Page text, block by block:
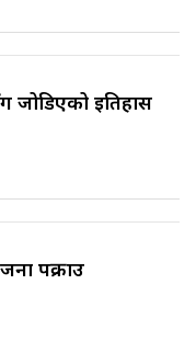
जोडिएको इतिहास
पक्राउ